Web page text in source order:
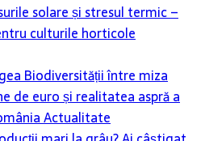
solare și stresul termic –
culturile horticole
Biodiversității între miza
de euro și realitatea aspră a
Actualitate